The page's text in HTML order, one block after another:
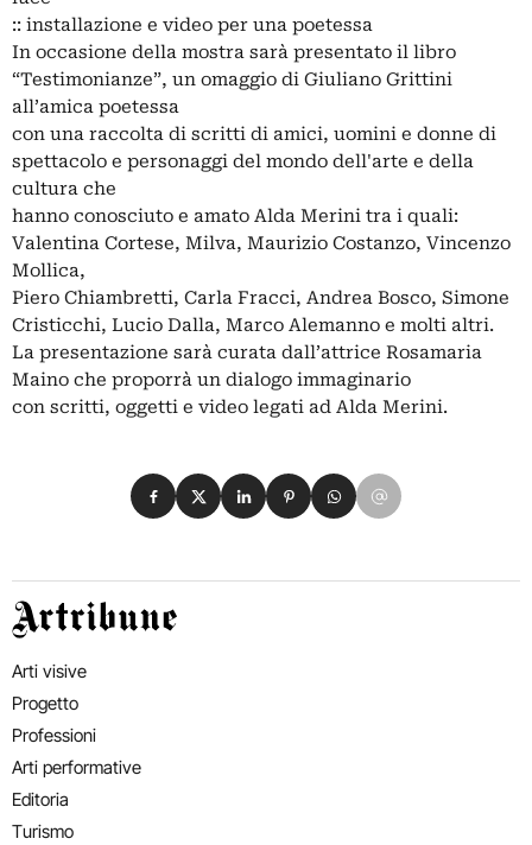
:: installazione e video per una poetessa
In occasione della mostra sarà presentato il libro
“Testimonianze”, un omaggio di Giuliano Grittini
all’amica poetessa
con una raccolta di scritti di amici, uomini e donne di
spettacolo e personaggi del mondo dell'arte e della
cultura che
hanno conosciuto e amato Alda Merini tra i quali:
Valentina Cortese, Milva, Maurizio Costanzo, Vincenzo
Mollica,
Piero Chiambretti, Carla Fracci, Andrea Bosco, Simone
Cristicchi, Lucio Dalla, Marco Alemanno e molti altri.
La presentazione sarà curata dall’attrice Rosamaria
Maino che proporrà un dialogo immaginario
con scritti, oggetti e video legati ad Alda Merini.
Condividi su Facebook
Condividi su X
Condividi su LinkedIn
Condividi su Pinterest
Condividi su WhatsApp
Condividi su Email
Artribune
Arti visive
Progetto
Professioni
Arti performative
Editoria
Turismo